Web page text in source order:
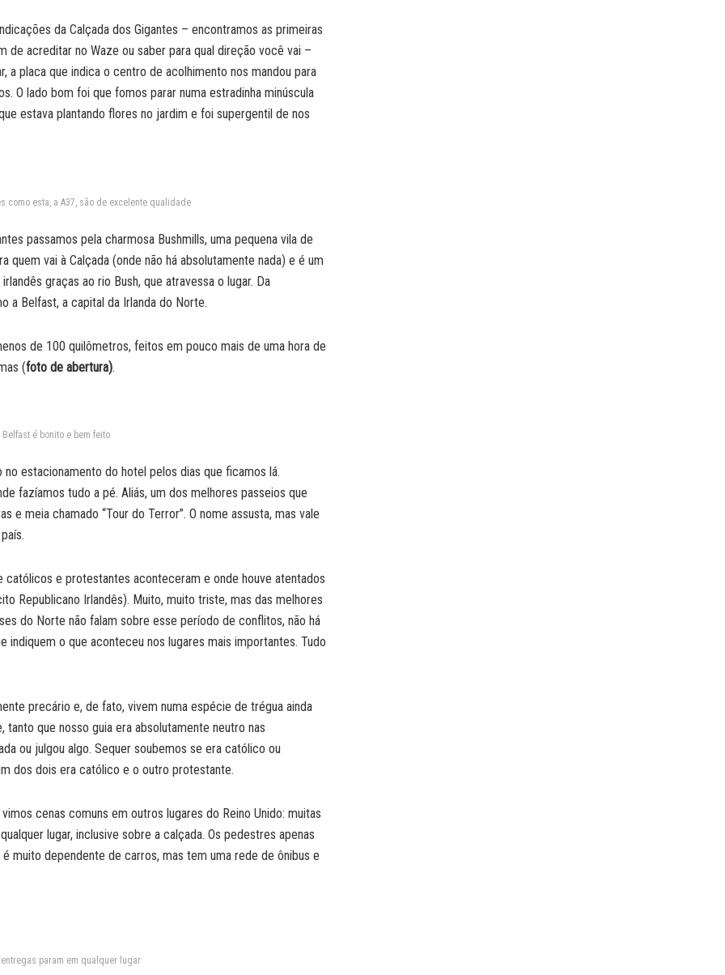
da Calçada dos Gigantes – encontramos as primeiras
de acreditar no Waze ou saber para qual direção você vai –
a placa que indica o centro de acolhimento nos mandou para
O lado bom foi que fomos parar numa estradinha minúscula
estava plantando flores no jardim e foi supergentil de nos
como esta, a A37, são de excelente qualidade
passamos pela charmosa Bushmills, uma pequena vila de
vai à Calçada (onde não há absolutamente nada) e é um
graças ao rio Bush, que atravessa o lugar. Da
a Belfast, a capital da Irlanda do Norte.
de 100 quilômetros, feitos em pouco mais de uma hora de
(foto de abertura).
é bonito e bem feito
estacionamento do hotel pelos dias que ficamos lá.
fazíamos tudo a pé. Aliás, um dos melhores passeios que
meia chamado “Tour do Terror”. O nome assusta, mas vale
e protestantes aconteceram e onde houve atentados
Republicano Irlandês). Muito, muito triste, mas das melhores
do Norte não falam sobre esse período de conflitos, não há
indiquem o que aconteceu nos lugares mais importantes. Tudo
precário e, de fato, vivem numa espécie de trégua ainda
que nosso guia era absolutamente neutro nas
ou julgou algo. Sequer soubemos se era católico ou
dos dois era católico e o outro protestante.
cenas comuns em outros lugares do Reino Unido: muitas
lugar, inclusive sobre a calçada. Os pedestres apenas
muito dependente de carros, mas tem uma rede de ônibus e
param em qualquer lugar